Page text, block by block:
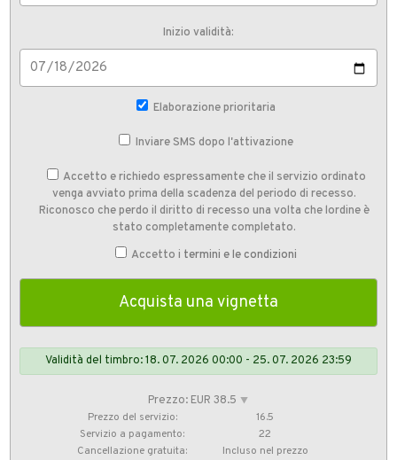
Inizio validità:
Elaborazione prioritaria
Inviare SMS dopo l'attivazione
Accetto e richiedo espressamente che il servizio ordinato
venga avviato prima della scadenza del periodo di recesso.
Riconosco che perdo il diritto di recesso una volta che lordine è
stato completamente completato.
Accetto i termini e le condizioni
Validità del timbro: 18. 07. 2026 00:00 - 25. 07. 2026 23:59
Prezzo: EUR 38.5 ⯆
Prezzo del servizio:
16.5
Servizio a pagamento:
22
Cancellazione gratuita:
Incluso nel prezzo